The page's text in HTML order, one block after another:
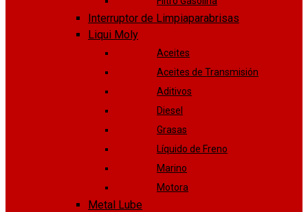
Interruptor de Limpiaparabrisas
Liqui Moly
Aceites
Aceites de Transmisión
Aditivos
Diesel
Grasas
Líquido de Freno
Marino
Motora
Metal Lube